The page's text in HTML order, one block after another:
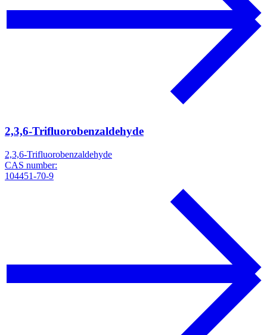
2,3,6-Trifluorobenzaldehyde
2,3,6-Trifluorobenzaldehyde
CAS number:
104451-70-9